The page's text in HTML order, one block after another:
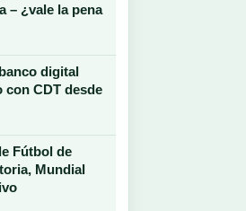
– ¿vale la pena
digital
con CDT desde
Fútbol de
Mundial